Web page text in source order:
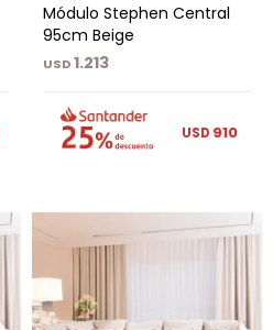
Módulo Stephen Central
95cm Beige
USD1.213
USD 910